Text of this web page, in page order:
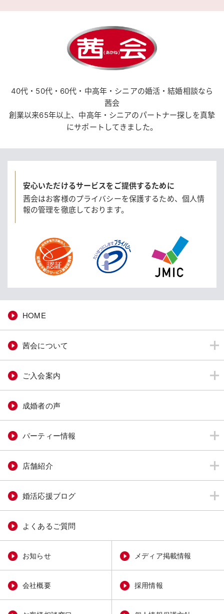
40代・50代・60代・中高年・シニアの婚活・結婚相談なら
茜会
創業以来65年以上、中高年・シニアのパートナー探しを真摯
にサポートしてきました。
安心いただけるサービスをご提供するために
茜会はお客様のプライバシーを保護するため、 個人情
報の管理を徹底しております。
HOME
茜会について
ご入会案内
成婚者の声
パーティー情報
店舗紹介
婚活応援ブログ
よくあるご質問
お知らせ メディア掲載情報
会社概要 採用情報